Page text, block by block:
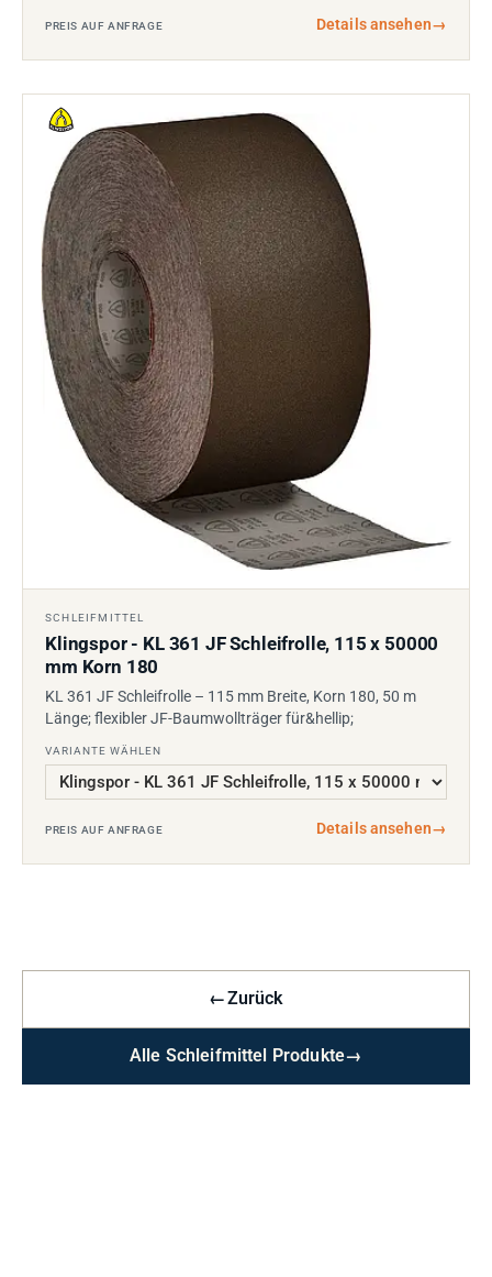
PREIS AUF ANFRAGE Details ansehen→
SCHLEIFMITTEL
Klingspor - KL 361 JF Schleifrolle, 115 x 50000
mm Korn 180
KL 361 JF Schleifrolle – 115 mm Breite, Korn 180, 50 m
Länge; flexibler JF-Baumwollträger für&hellip;
VARIANTE WÄHLEN
PREIS AUF ANFRAGE Details ansehen→
←Zurück
Alle Schleifmittel Produkte→